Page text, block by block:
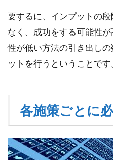
要するに、インプットの
なく、成功をする可能性
性が低い方法の引き出し
ットを行うということです
各施策ごとに